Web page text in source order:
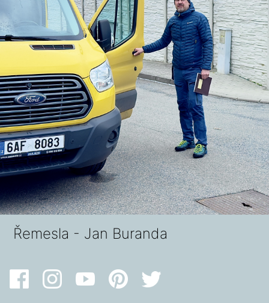
Řemesla - Jan Buranda